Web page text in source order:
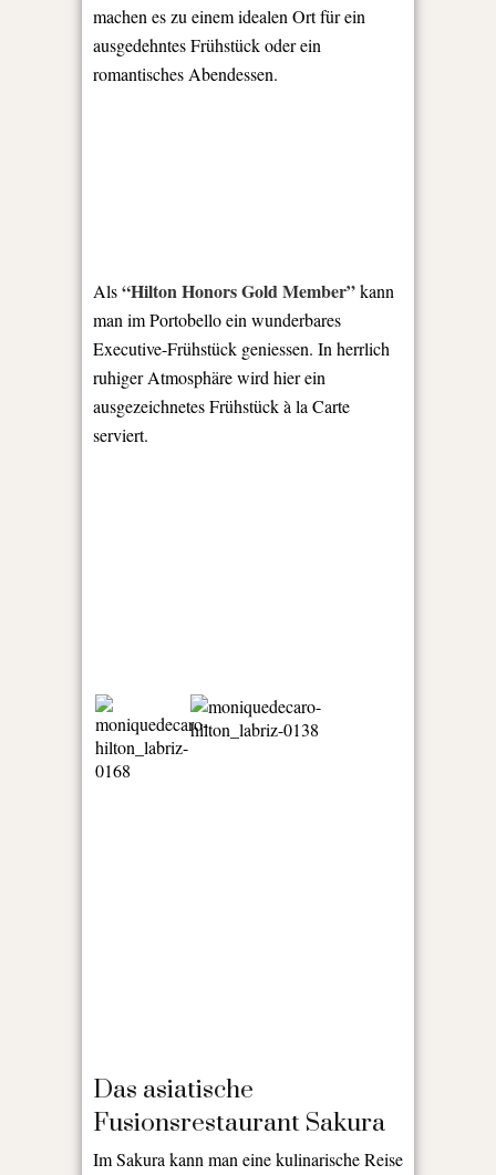
machen es zu einem idealen Ort für ein
ausgedehntes Frühstück oder ein
romantisches Abendessen.
Als“Hilton Honors Gold Member”kann
man im Portobello ein wunderbares
Executive-Frühstück geniessen. In herrlich
ruhiger Atmosphäre wird hier ein
ausgezeichnetes Frühstück à la Carte
serviert.
Das asiatische
Fusionsrestaurant Sakura
Im Sakura kann man eine kulinarische Reise